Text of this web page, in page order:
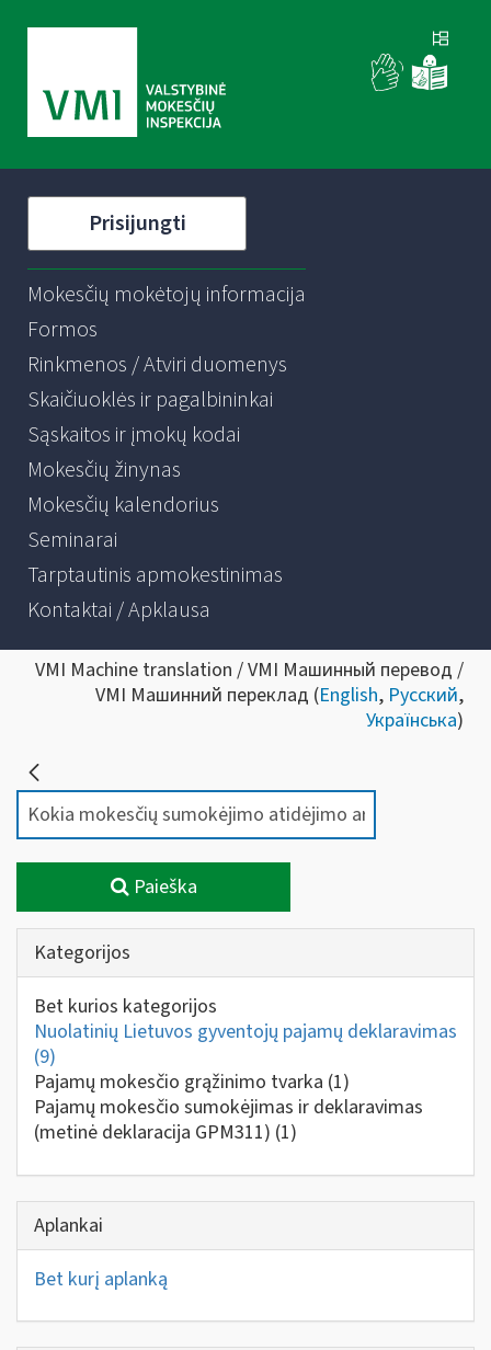
Prisijungti
Mokesčių mokėtojų informacija
Formos
Rinkmenos / Atviri duomenys
Skaičiuoklės ir pagalbininkai
Sąskaitos ir įmokų kodai
Mokesčių žinynas
Mokesčių kalendorius
Seminarai
Tarptautinis apmokestinimas
Kontaktai / Apklausa
VMI Machine translation / VMI Машинный перевод /
VMI Машинний переклад (English, Русский,
Українська)
Paieška
Kategorijos
Bet kurios kategorijos
Nuolatinių Lietuvos gyventojų pajamų deklaravimas
(9)
Pajamų mokesčio grąžinimo tvarka (1)
Pajamų mokesčio sumokėjimas ir deklaravimas
(metinė deklaracija GPM311) (1)
Aplankai
Bet kurį aplanką